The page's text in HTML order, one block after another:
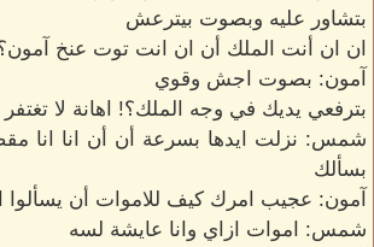
بتشاور عليه وبصوت بيترعش
ان ان أنت الملك أن ان انت توت عنخ
آمون: بصوت اجش وقوي
بترفعي يديك في وجه الملك؟! اهانة لا تغتفر
شمس: نزلت ايدها بسرعة أن أن انا انا
بسألك
آمون: عجيب امرك كيف للاموات أن يسألوا
شمس: اموات ازاي وانا عايشة لسه